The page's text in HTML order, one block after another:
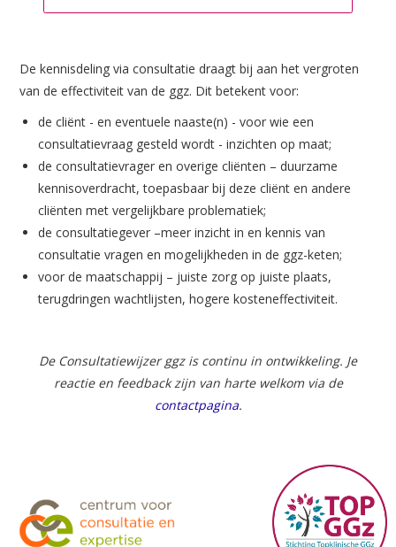
De kennisdeling via consultatie draagt bij aan het vergroten
van de effectiviteit van de ggz. Dit betekent voor:
de cliënt - en eventuele naaste(n) - voor wie een
consultatievraag gesteld wordt - inzichten op maat;
de consultatievrager en overige cliënten – duurzame
kennisoverdracht, toepasbaar bij deze cliënt en andere
cliënten met vergelijkbare problematiek;
de consultatiegever –meer inzicht in en kennis van
consultatie vragen en mogelijkheden in de ggz-keten;
voor de maatschappij – juiste zorg op juiste plaats,
terugdringen wachtlijsten, hogere kosteneffectiviteit.
De Consultatiewijzer ggz is continu in ontwikkeling. Je
reactie en feedback zijn van harte welkom via de
contactpagina.